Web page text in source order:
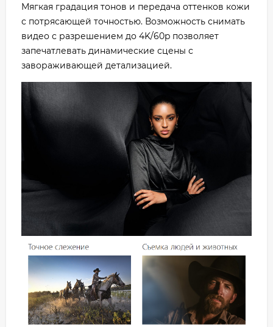
Мягкая градация тонов и передача оттенков кожи
с потрясающей точностью. Возможность снимать
видео с разрешением до 4K/60p позволяет
запечатлевать динамические сцены с
завораживающей детализацией.